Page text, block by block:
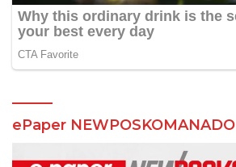
ePaper NEWPOSKOMANADO